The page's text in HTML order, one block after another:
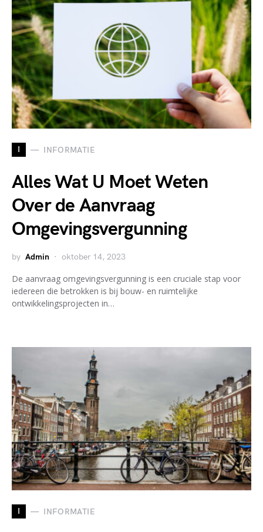
I INFORMATIE
Alles Wat U Moet Weten
Over de Aanvraag
Omgevingsvergunning
by Admin oktober 14, 2023
De aanvraag omgevingsvergunning is een cruciale stap voor
iedereen die betrokken is bij bouw- en ruimtelijke
ontwikkelingsprojecten in…
I INFORMATIE